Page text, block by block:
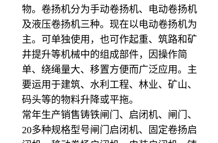
物。卷扬机分为手动卷扬机、电动卷扬机
及液压卷扬机三种。现在以电动卷扬机为
主。可单独使用，也可作起重、筑路和矿
井提升等机械中的组成部件，因操作简
单、绕绳量大、移置方便而广泛应用。主
要运用于建筑、水利工程、林业、矿山、
码头等的物料升降或平拖。
常年生产销售铸铁闸门、启闭机、闸门、
20多种规格型号闸门启闭机、固定卷扬启